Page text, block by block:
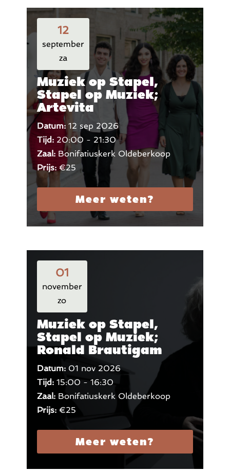
12
september
za
Muziek op Stapel,
Stapel op Muziek;
Artevita
Datum: 12 sep 2026
Tijd: 20:00 - 21:30
Zaal: Bonifatiuskerk Oldeberkoop
Prijs: €25
Meer weten?
01
november
zo
Muziek op Stapel,
Stapel op Muziek;
Ronald Brautigam
Datum: 01 nov 2026
Tijd: 15:00 - 16:30
Zaal: Bonifatiuskerk Oldeberkoop
Prijs: €25
Meer weten?